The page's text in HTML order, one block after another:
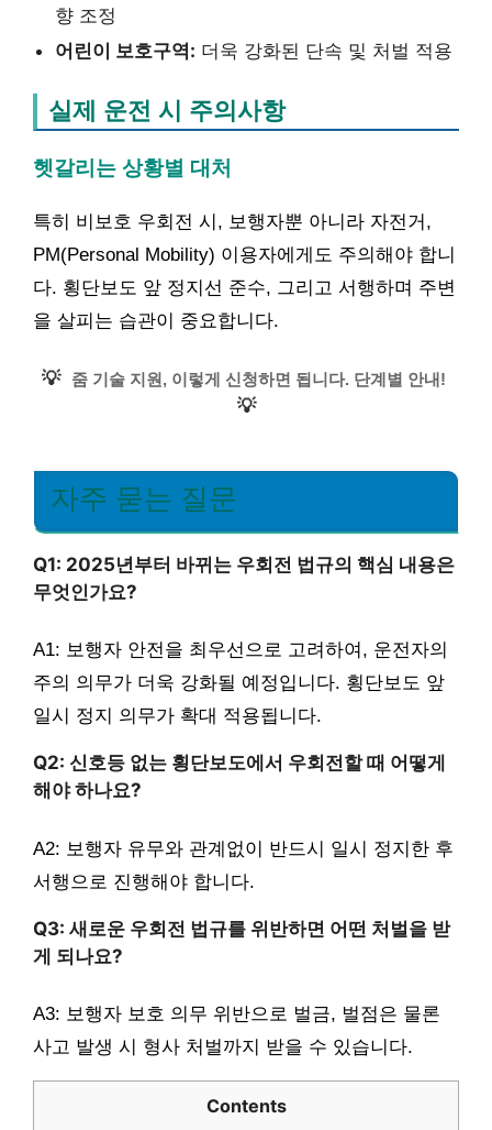
향 조정
어린이 보호구역: 더욱 강화된 단속 및 처벌 적용
실제 운전 시 주의사항
헷갈리는 상황별 대처
특히 비보호 우회전 시, 보행자뿐 아니라 자전거,
PM(Personal Mobility) 이용자에게도 주의해야 합니
다. 횡단보도 앞 정지선 준수, 그리고 서행하며 주변
을 살피는 습관이 중요합니다.
💡 줌 기술 지원, 이렇게 신청하면 됩니다. 단계별 안내!
💡
자주 묻는 질문
Q1: 2025년부터 바뀌는 우회전 법규의 핵심 내용은
무엇인가요?
A1: 보행자 안전을 최우선으로 고려하여, 운전자의
주의 의무가 더욱 강화될 예정입니다. 횡단보도 앞
일시 정지 의무가 확대 적용됩니다.
Q2: 신호등 없는 횡단보도에서 우회전할 때 어떻게
해야 하나요?
A2: 보행자 유무와 관계없이 반드시 일시 정지한 후
서행으로 진행해야 합니다.
Q3: 새로운 우회전 법규를 위반하면 어떤 처벌을 받
게 되나요?
A3: 보행자 보호 의무 위반으로 벌금, 벌점은 물론
사고 발생 시 형사 처벌까지 받을 수 있습니다.
Contents